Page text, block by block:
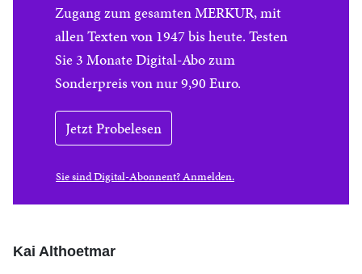
Zugang zum gesamten MERKUR, mit
allen Texten von 1947 bis heute. Testen
Sie 3 Monate Digital-Abo zum
Sonderpreis von nur 9,90 Euro.
Jetzt Probelesen
Sie sind Digital-Abonnent? Anmelden.
Kai Althoetmar